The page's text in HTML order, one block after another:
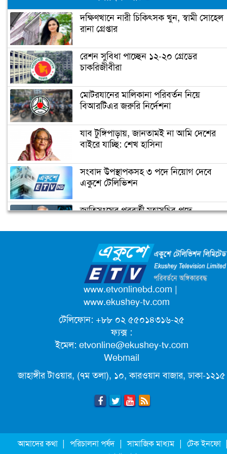
শাহ মখদুম মেডিকেল কলেজ শিক্ষার্থীদের
কুয়াকাটায় হচ্ছে পবিপ্রবির মেরিন ফিশারিজ
রিসার্চ ইনস্টিটিউট
মৌলিক বিষয়
গুচ্ছ পদ্ধতিতে ভর্তি পরীক্ষা হবে ১৯টি
পাবলিক বিশ্ববিদ্যালয়ে
স্মার্টফোন কিনতে ইউজিসির ঋণ পাচ্ছে
দক্ষিণখানে নারী চিকিৎসক খুন, স্বামী সোহেল
রানা গ্রেপ্তার
রেশন সুবিধা পাচ্ছেন ১২-২০ গ্রেডের
চাকরিজীবীরা
মোটরযানের মালিকানা পরিবর্তন নিয়ে
বিআরটিএর জরুরি নির্দেশনা
যাব টুঙ্গিপাড়ায়, জানতামই না আমি দেশের
বাইরে যাচ্ছি: শেখ হাসিনা
সংবাদ উপস্থাপকসহ ৩ পদে নিয়োগ দেবে
একুশে টেলিভিশন
জাতিসংঘের পরবর্তী মহাসচিব পদে
ক্যাম্পাস অ্যাম্বাসেডর নিয়োগ দিচ্ছে একুশে
টেলিভিশন
পদোন্নতি পেয়ে সচিব হলেন ২ কর্মকর্তা
লিগ্যাল এইডের মাধ্যমে সন্তান ফিরে পেল
সেই কিশোরী মা জুঁই
জেট ফুয়েলের দাম কমলো লিটারে ১৯ টাকা
মূল্যস্ফীতি কমে জুনে ৯ দশমিক ১৬ শতাংশ
ছুটিতে গিয়ে না ফিরলে ৩ বছরের নিষেধাজ্ঞা,
www.etvonlinebd.com |
www.ekushey-tv.com
টেলিফোন: +৮৮ ০২ ৫৫০১৪৩১৬-২৫
ফ্যক্স :
ইমেল: etvonline@ekushey-tv.com
Webmail
জাহাঙ্গীর টাওয়ার, (৭ম তলা), ১০, কারওয়ান বাজার, ঢাকা-১২১৫
আমাদের কথা | পরিচালনা পর্ষদ | সামাজিক মাধ্যম | টেক ইনফো